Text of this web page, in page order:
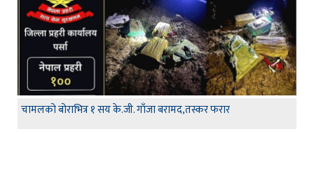
चामलको बोराभित्र १ सय के.जी. गाँजा बरामद,तस्कर फरार